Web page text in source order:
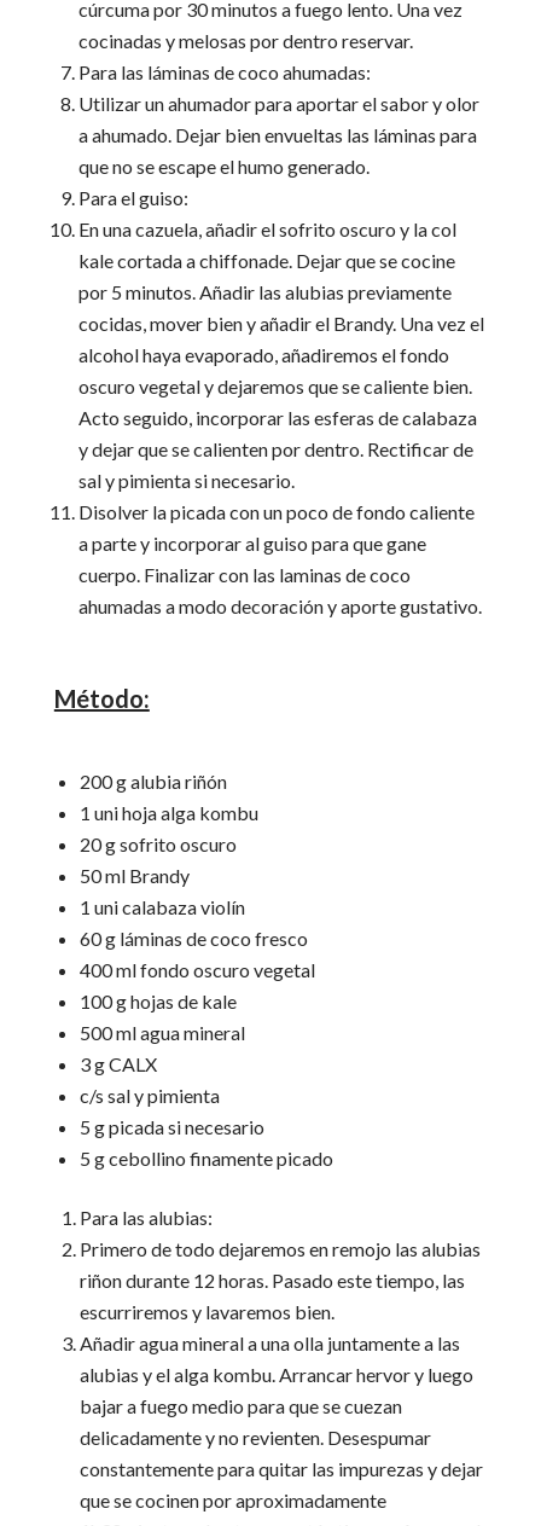
cúrcuma por 30 minutos a fuego lento. Una vez
cocinadas y melosas por dentro reservar.
Para las láminas de coco ahumadas:
Utilizar un ahumador para aportar el sabor y olor
a ahumado. Dejar bien envueltas las láminas para
que no se escape el humo generado.
Para el guiso:
En una cazuela, añadir el sofrito oscuro y la col
kale cortada a chiffonade. Dejar que se cocine
por 5 minutos. Añadir las alubias previamente
cocidas, mover bien y añadir el Brandy. Una vez el
alcohol haya evaporado, añadiremos el fondo
oscuro vegetal y dejaremos que se caliente bien.
Acto seguido, incorporar las esferas de calabaza
y dejar que se calienten por dentro. Rectificar de
sal y pimienta si necesario.
Disolver la picada con un poco de fondo caliente
a parte y incorporar al guiso para que gane
cuerpo. Finalizar con las laminas de coco
ahumadas a modo decoración y aporte gustativo.
Método:
200 g alubia riñón
1 uni hoja alga kombu
20 g sofrito oscuro
50 ml Brandy
1 uni calabaza violín
60 g láminas de coco fresco
400 ml fondo oscuro vegetal
100 g hojas de kale
500 ml agua mineral
3 g CALX
c/s sal y pimienta
5 g picada si necesario
5 g cebollino finamente picado
Para las alubias:
Primero de todo dejaremos en remojo las alubias
riñon durante 12 horas. Pasado este tiempo, las
escurriremos y lavaremos bien.
Añadir agua mineral a una olla juntamente a las
alubias y el alga kombu. Arrancar hervor y luego
bajar a fuego medio para que se cuezan
delicadamente y no revienten. Desespumar
constantemente para quitar las impurezas y dejar
que se cocinen por aproximadamente